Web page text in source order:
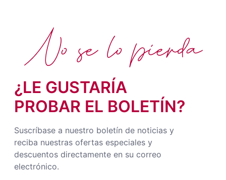
¿LE GUSTARÍA
PROBAR EL BOLETÍN?
Suscríbase a nuestro boletín de noticias y
reciba nuestras ofertas especiales y
descuentos directamente en su correo
electrónico.
No se lo pierda